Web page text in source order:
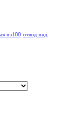
пэ100 отвод пнд